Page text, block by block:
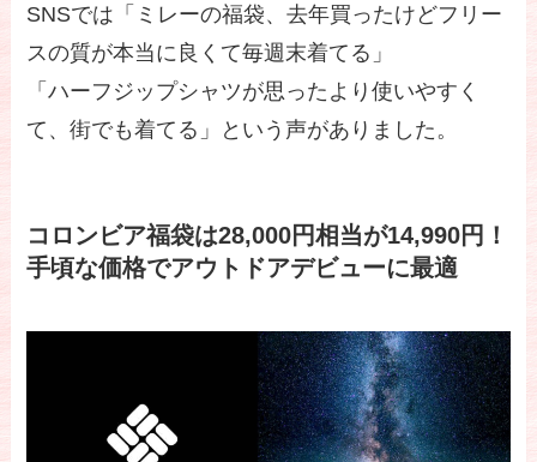
SNSでは「ミレーの福袋、去年買ったけどフリー
スの質が本当に良くて毎週末着てる」
「ハーフジップシャツが思ったより使いやすく
て、街でも着てる」という声がありました。
コロンビア福袋は28,000円相当が14,990円！
手頃な価格でアウトドアデビューに最適